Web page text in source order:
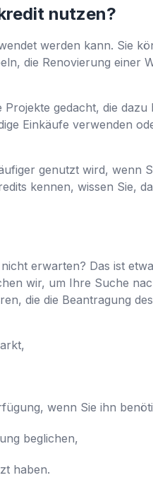
nutzen?
werden kann. Sie
die Renovierung einer
gedacht, die dazu
Einkäufe verwenden
genutzt wird, wenn
kennen, wissen Sie,
erwarten? Das ist
wir, um Ihre Suche
die die Beantragung
wenn Sie ihn
beglichen,
haben.